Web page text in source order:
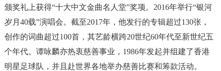
颁奖礼上获得“十大中文金曲名人堂”奖项。2016年举行“银河
岁月40载”演唱会。截至2017年，他发行的专辑超过130张，
创作的词曲超过100首，其艺龄横跨20世纪60年代至新世纪五
个年代。谭咏麟亦热衷慈善事业，1986年发起并组建了香港
明星足球队，并且赴世界各地举办慈善比赛和筹款活动。